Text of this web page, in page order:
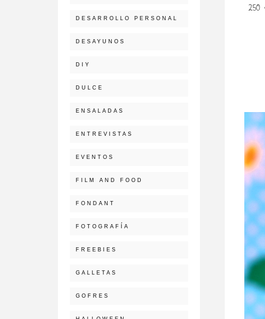
DESARROLLO PERSONAL
DESAYUNOS
DIY
DULCE
ENSALADAS
ENTREVISTAS
EVENTOS
FILM AND FOOD
FONDANT
FOTOGRAFÍA
FREEBIES
GALLETAS
GOFRES